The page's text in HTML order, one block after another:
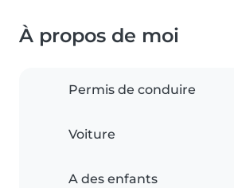
À propos de moi
Permis de conduire
Voiture
A des enfants